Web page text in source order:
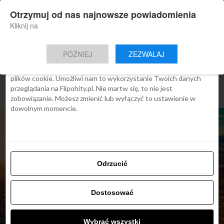
Nowa aplikacja Flipohity
Aktualne wiadomości, artykuły, TOP
Instalacja
Podróż dookoła świata:
Zgoda Szczegóły O cookies
Ta strona używa plików cookies
We Flipo robimy wszystko, aby pokazać Ci tylko te treści, które
plików cookie. Umożliwi nam to wykorzystanie Twoich danych
przeglądania na Flipohity.pl. Nie martw się, to nie jest
zobowiązanie. Możesz zmienić lub wyłączyć to ustawienie w
dowolnym momencie.
Odrzucić
Dostosować
Wybrać wszystki
Otrzymuj od nas najnowsze powiadomienia
Kliknij na
PÓŹNIEJ ZEZWALAJ